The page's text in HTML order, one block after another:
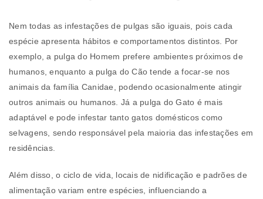
Nem todas as infestações de pulgas são iguais, pois cada
espécie apresenta hábitos e comportamentos distintos. Por
exemplo, a pulga do Homem prefere ambientes próximos de
humanos, enquanto a pulga do Cão tende a focar-se nos
animais da família Canidae, podendo ocasionalmente atingir
outros animais ou humanos. Já a pulga do Gato é mais
adaptável e pode infestar tanto gatos domésticos como
selvagens, sendo responsável pela maioria das infestações em
residências.
Além disso, o ciclo de vida, locais de nidificação e padrões de
alimentação variam entre espécies, influenciando a